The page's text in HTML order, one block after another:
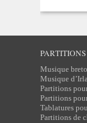
Musique
Musique
Partitions
Partitions
Tablatures
Partitions de